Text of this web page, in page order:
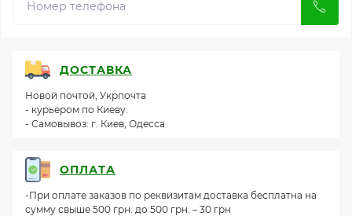
ДОСТАВКА
Новой почтой, Укрпочта
- курьером по Киеву.
- Самовывоз: г. Киев, Одесса
ОПЛАТА
-При оплате заказов по реквизитам доставка бесплатна на
сумму свыше 500 грн. до 500 грн. – 30 грн